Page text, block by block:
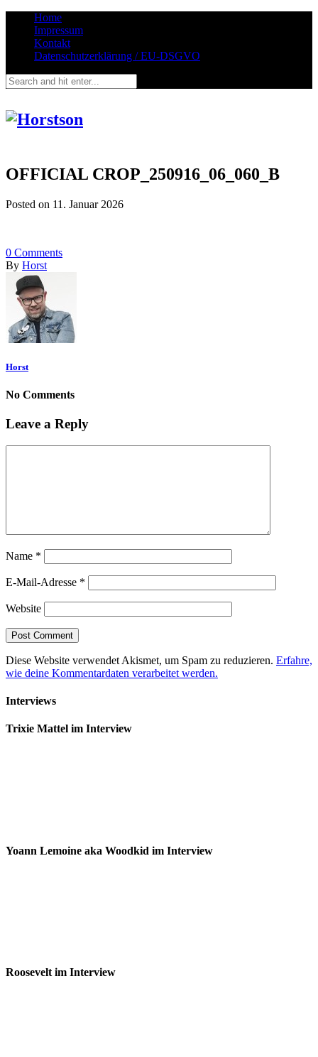
Home
Impressum
Kontakt
Datenschutzerklärung / EU-DSGVO
OFFICIAL CROP_250916_06_060_B
Posted on 11. Januar 2026
0 Comments
By Horst
Horst
No Comments
Leave a Reply
Name *
E-Mail-Adresse *
Website
Diese Website verwendet Akismet, um Spam zu reduzieren. Erfahre,
wie deine Kommentardaten verarbeitet werden.
Interviews
Trixie Mattel im Interview
Yoann Lemoine aka Woodkid im Interview
Roosevelt im Interview